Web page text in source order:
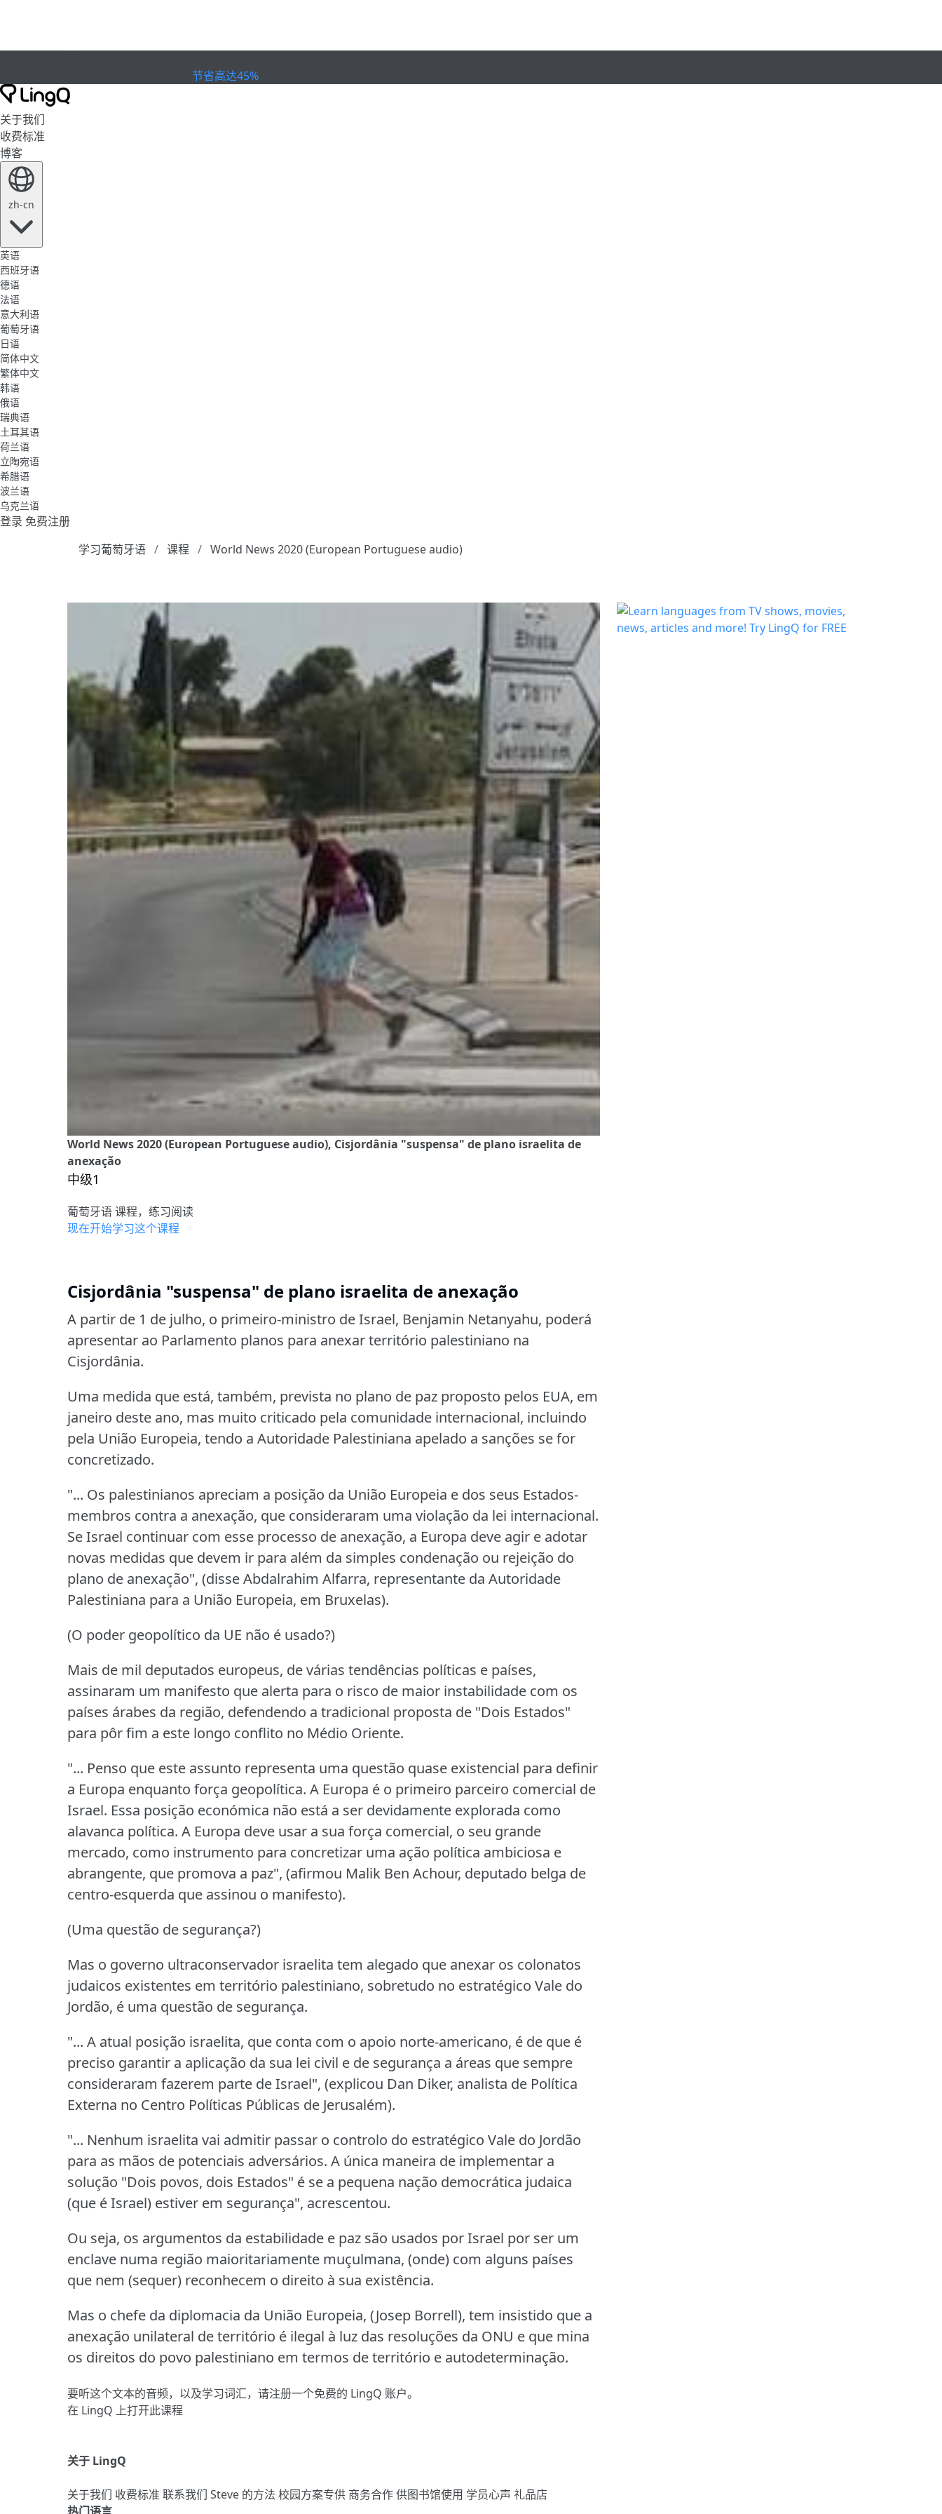
节省高达45%
关于我们
收费标准
博客
zh-cn
英语
西班牙语
德语
法语
意大利语
葡萄牙语
日语
简体中文
繁体中文
韩语
俄语
瑞典语
土耳其语
荷兰语
立陶宛语
希腊语
波兰语
乌克兰语
登录 免费注册
学习葡萄牙语
课程 World News 2020 (European Portuguese audio)
World News 2020 (European Portuguese audio), Cisjordânia "suspensa" de plano israelita de
anexação
中级1
葡萄牙语 课程，练习阅读
现在开始学习这个课程
Cisjordânia "suspensa" de plano israelita de anexação
A partir de 1 de julho, o primeiro-ministro de Israel, Benjamin Netanyahu, poderá
apresentar ao Parlamento planos para anexar território palestiniano na
Cisjordânia.
Uma medida que está, também, prevista no plano de paz proposto pelos EUA, em
janeiro deste ano, mas muito criticado pela comunidade internacional, incluindo
pela União Europeia, tendo a Autoridade Palestiniana apelado a sanções se for
concretizado.
"... Os palestinianos apreciam a posição da União Europeia e dos seus Estados-
membros contra a anexação, que consideraram uma violação da lei internacional.
Se Israel continuar com esse processo de anexação, a Europa deve agir e adotar
novas medidas que devem ir para além da simples condenação ou rejeição do
plano de anexação", (disse Abdalrahim Alfarra, representante da Autoridade
Palestiniana para a União Europeia, em Bruxelas).
(O poder geopolítico da UE não é usado?)
Mais de mil deputados europeus, de várias tendências políticas e países,
assinaram um manifesto que alerta para o risco de maior instabilidade com os
países árabes da região, defendendo a tradicional proposta de "Dois Estados"
para pôr fim a este longo conflito no Médio Oriente.
"... Penso que este assunto representa uma questão quase existencial para definir
a Europa enquanto força geopolítica. A Europa é o primeiro parceiro comercial de
Israel. Essa posição económica não está a ser devidamente explorada como
alavanca política. A Europa deve usar a sua força comercial, o seu grande
mercado, como instrumento para concretizar uma ação política ambiciosa e
abrangente, que promova a paz", (afirmou Malik Ben Achour, deputado belga de
centro-esquerda que assinou o manifesto).
(Uma questão de segurança?)
Mas o governo ultraconservador israelita tem alegado que anexar os colonatos
judaicos existentes em território palestiniano, sobretudo no estratégico Vale do
Jordão, é uma questão de segurança.
"... A atual posição israelita, que conta com o apoio norte-americano, é de que é
preciso garantir a aplicação da sua lei civil e de segurança a áreas que sempre
consideraram fazerem parte de Israel", (explicou Dan Diker, analista de Política
Externa no Centro Políticas Públicas de Jerusalém).
"... Nenhum israelita vai admitir passar o controlo do estratégico Vale do Jordão
para as mãos de potenciais adversários. A única maneira de implementar a
solução "Dois povos, dois Estados" é se a pequena nação democrática judaica
(que é Israel) estiver em segurança", acrescentou.
Ou seja, os argumentos da estabilidade e paz são usados por Israel por ser um
enclave numa região maioritariamente muçulmana, (onde) com alguns países
que nem (sequer) reconhecem o direito à sua existência.
Mas o chefe da diplomacia da União Europeia, (Josep Borrell), tem insistido que a
anexação unilateral de território é ilegal à luz das resoluções da ONU e que mina
os direitos do povo palestiniano em termos de território e autodeterminação.
要听这个文本的音频，以及学习词汇，请注册一个免费的 LingQ 账户。
在 LingQ 上打开此课程
关于 LingQ
关于我们 收费标准 联系我们 Steve 的方法 校园方案专供 商务合作供图书馆使用 学员心声 礼品店